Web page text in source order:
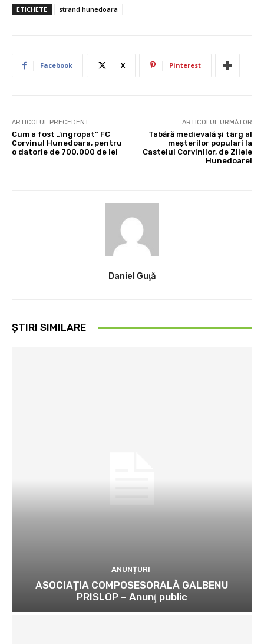
ETICHETE strand hunedoara
Facebook X Pinterest
ARTICOLUL PRECEDENT
Cum a fost „îngropat” FC
Corvinul Hunedoara, pentru
o datorie de 700.000 de lei
ARTICOLUL URMĂTOR
Tabără medievală și târg al
meșterilor populari la
Castelul Corvinilor, de Zilele
Hunedoarei
Daniel Guţă
ȘTIRI SIMILARE
ANUNȚURI
ASOCIAȚIA COMPOSESORALĂ GALBENU
PRISLOP – Anunţ public